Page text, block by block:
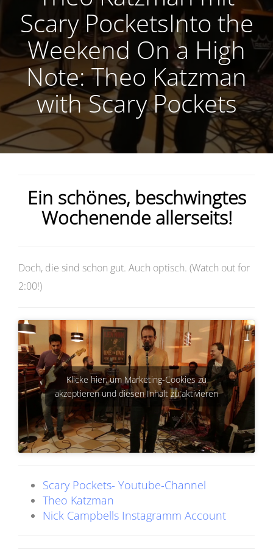
Scary PocketsInto the
Weekend On a High
Note: Theo Katzman
with Scary Pockets
Ein schönes, beschwingtes
Wochenende allerseits!
Doch, die sind schon gut. Auch optisch. (Watch out for
2:00!)
Klicke hier, um Marketing-Cookies zu
akzeptieren und diesen Inhalt zu aktivieren
Scary Pockets- Youtube-Channel
Theo Katzman
Nick Campbells Instagramm Account